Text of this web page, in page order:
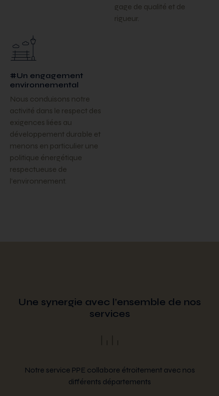
gage de qualité et de
rigueur.
#Un engagement
environnemental
Nous conduisons notre
activité dans le respect des
exigences liées au
développement durable et
menons en particulier une
politique énergétique
respectueuse de
l’environnement.
Une synergie avec l’ensemble de nos
services
Notre service PPE collabore étroitement avec nos
différents départements